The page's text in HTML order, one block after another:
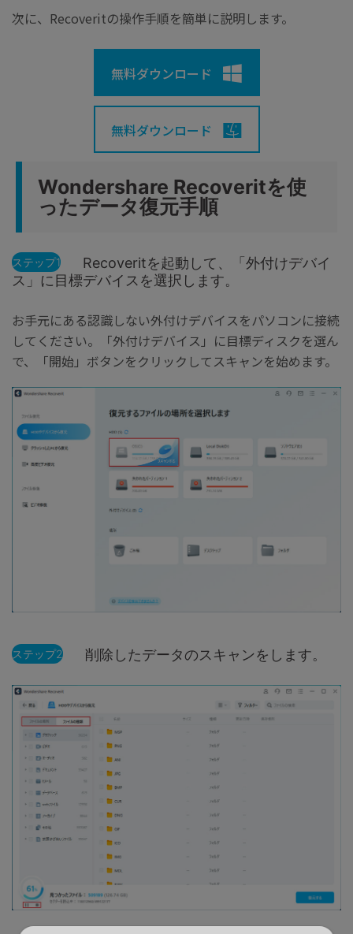
次に、Recoveritの操作手順を簡単に説明します。
無料ダウンロード
無料ダウンロード
Wondershare Recoveritを使
ったデータ復元手順
ステップ1
Recoveritを起動して、「外付けデバイ
ス」に目標デバイスを選択します。
お手元にある認識しない外付けデバイスをパソコンに接続
してください。「外付けデバイス」に目標ディスクを選ん
で、「開始」ボタンをクリックしてスキャンを始めます。
ステップ2 削除したデータのスキャンをします。